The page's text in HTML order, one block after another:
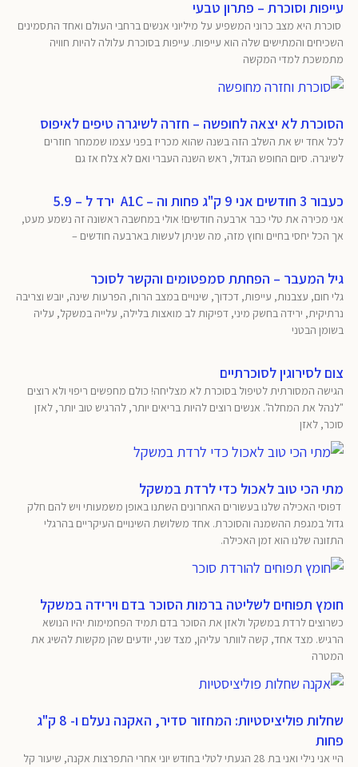
עייפות וסוכרת – פתרון טבעי
סוכרת היא מצב כרוני המשפיע על מיליוני אנשים ברחבי העולם ואחד התסמינים
השכיחים והמתישים שלה הוא עייפות. עייפות בסוכרת עלולה להיות חוויה
מתמשכת למדי המקשה
הסוכרת לא יצאה לחופשה – חזרה לשיגרה טיפים לאיפוס
לכל אחד יש את השלב הזה בשנה שהוא מכריז בפני עצמו שממחר חוזרים
לשיגרה. סיום החופש הגדול, ראש השנה העברי ואם לא צלח אז גם
כעבור 3 חודשים אני 9 ק"ג פחות וה – A1C ירד ל – 5.9
אני מכירה את טלי כבר ארבעה חודשים! אולי במחשבה ראשונה זה נשמע מעט,
אך הכל יחסי בחיים וחוץ מזה, מה שניתן לעשות בארבעה חודשים –
גיל המעבר – הפחתת סמפטומים והקשר לסוכר
גלי חום, עצבנות, עייפות, דכדוך, שינויים במצב הרוח, הפרעות שינה, יובש וצריבה
נרתיקית, ירידה בחשק מיני, דפיקות לב מואצות בלילה, עלייה במשקל, עליה
בשומן הבטני
צום לסירוגין לסוכרתיים
הגישה המסורתית לטיפול בסוכרת לא מצליחה! כולם מחפשים ריפוי ולא רוצים
"לנהל את המחלה". אנשים רוצים להיות בריאים יותר, להרגיש טוב יותר, לאזן
סוכר, לאזן
מתי הכי טוב לאכול כדי לרדת במשקל
דפוסי האכילה שלנו בעשורים האחרונים השתנו באופן משמעותי ויש להם חלק
גדול במגפת ההשמנה והסוכרת. אחד משלושת השינויים העיקריים בהרגלי
התזונה שלנו הוא זמן האכילה.
חומץ תפוחים לשליטה ברמות הסוכר בדם וירידה במשקל
כשרוצים לרדת במשקל ולאזן את הסוכר בדם תמיד הפחמימות יהיו הנושא
הרגיש. מצד אחד, קשה לוותר עליהן, מצד שני, יודעים שהן מקשות להשיג את
המטרה
שחלות פוליציסטיות: המחזור סדיר, האקנה נעלם ו- 8 ק"ג
פחות
היי אני נילי ואני בת 28 הגעתי לטלי בחודש יוני אחרי התפרצות אקנה, שיעור קל